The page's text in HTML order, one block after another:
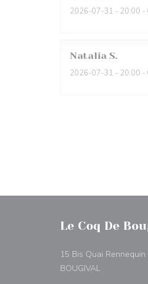
2026-07-31 - 20:00 -
Natalia S
2026-07-31 - 20:00 -
Le Coq De
15 Bis Quai
BOUGIVAL((ouvre une